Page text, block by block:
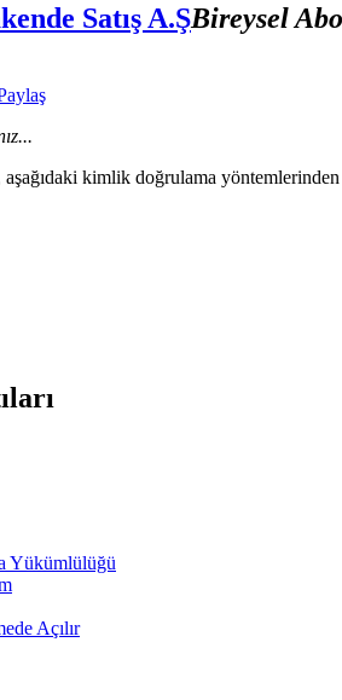
Satış A.ŞBireysel
kimlik doğrulama
Yükümlülüğü
Açılır